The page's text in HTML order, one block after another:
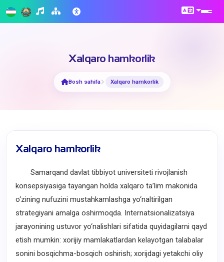
Xalqaro hamkorlik
Bosh sahifa Xalqaro hamkorlik
Xalqaro hamkorlik
Samarqand davlat tibbiyot universiteti rivojlanish
konsepsiyasiga tayangan holda xalqaro ta’lim makonida
o‘zining nufuzini mustahkamlashga yo‘naltirilgan
strategiyani amalga oshirmoqda. Internatsionalizatsiya
jarayonining ustuvor yo‘nalishlari sifatida quyidagilarni qayd
etish mumkin: xorijiy mamlakatlardan kelayotgan talabalar
sonini bosqichma-bosqich oshirish; xorijdagi yetakchi oliy